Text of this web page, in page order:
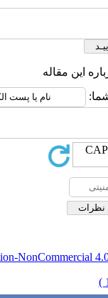
این مقاله
NonCommercial